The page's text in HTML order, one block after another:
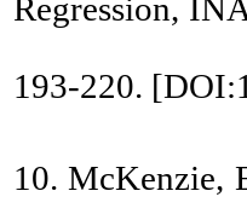
‎Regression‎,
193-220. [
10. McKenzie‎,